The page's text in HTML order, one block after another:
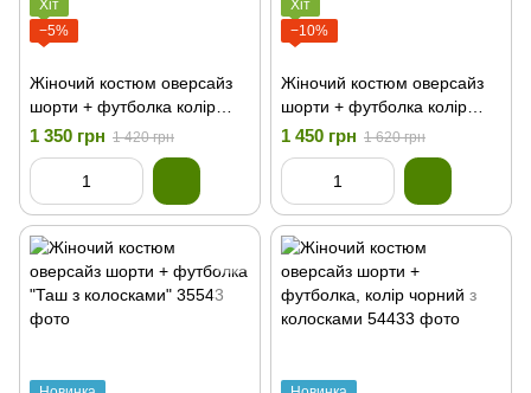
Хіт
−5%
Жіночий костюм оверсайз
шорти + футболка колір
рожевий
1 350 грн 1 420 грн
Хіт
−10%
Жіночий костюм оверсайз
шорти + футболка колір
гірчиця з колосками
1 450 грн 1 620 грн